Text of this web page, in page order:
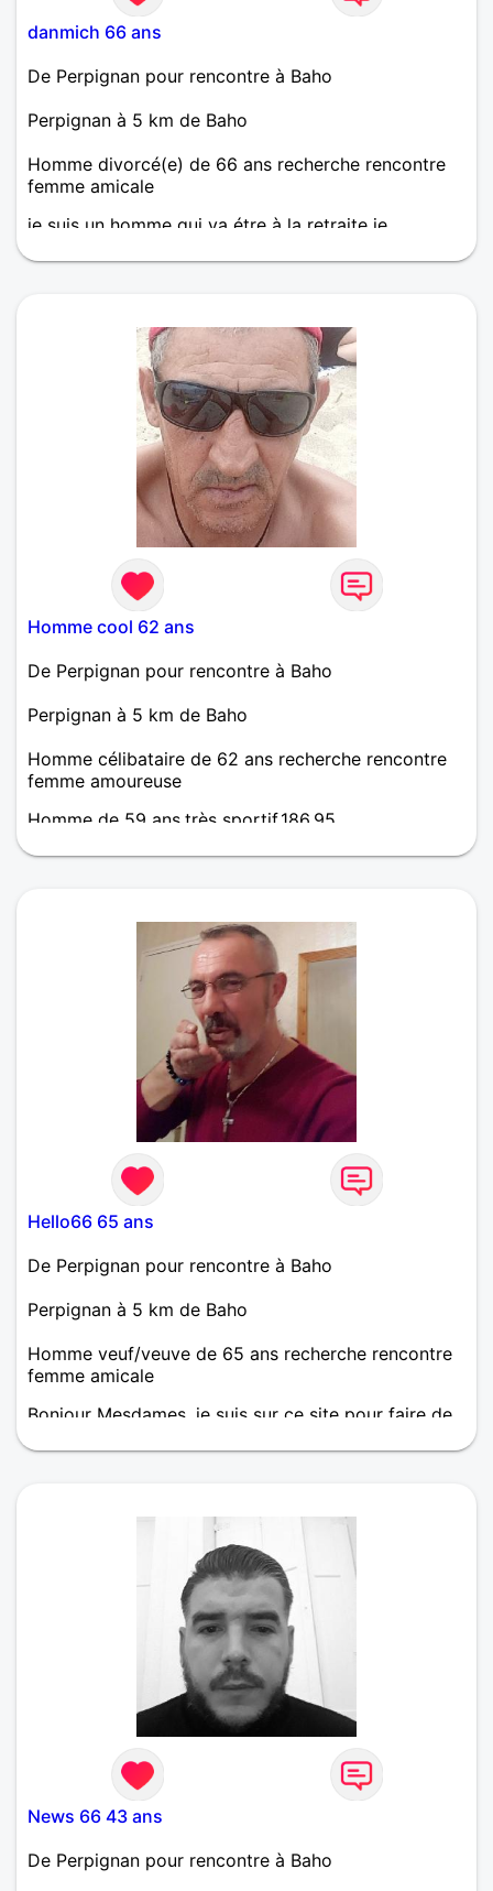
danmich 66 ans
De Perpignan pour rencontre à Baho
Perpignan à 5 km de Baho
Homme divorcé(e) de 66 ans recherche rencontre
femme amicale
je suis un homme qui va étre à la retraite je
j'aime beaucoup la marche et faire du VTT en
Homme cool 62 ans
De Perpignan pour rencontre à Baho
Perpignan à 5 km de Baho
Homme célibataire de 62 ans recherche rencontre
femme amoureuse
Homme de 59 ans,très sportif,186,95.
Hello66 65 ans
De Perpignan pour rencontre à Baho
Perpignan à 5 km de Baho
Homme veuf/veuve de 65 ans recherche rencontre
femme amicale
Bonjour Mesdames, je suis sur ce site pour faire de
News 66 43 ans
De Perpignan pour rencontre à Baho